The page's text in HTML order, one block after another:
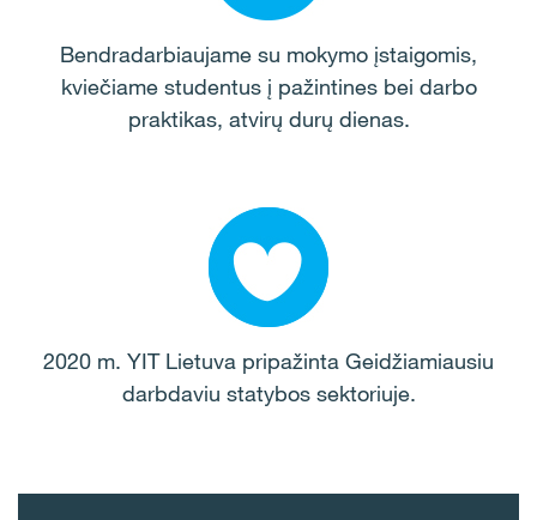
Bendradarbiaujame su mokymo įstaigomis,
kviečiame studentus į pažintines bei darbo
praktikas, atvirų durų dienas.
2020 m. YIT Lietuva pripažinta Geidžiamiausiu
darbdaviu statybos sektoriuje.